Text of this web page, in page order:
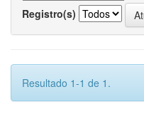
Registro(s)
Resultado 1-1 de 1.